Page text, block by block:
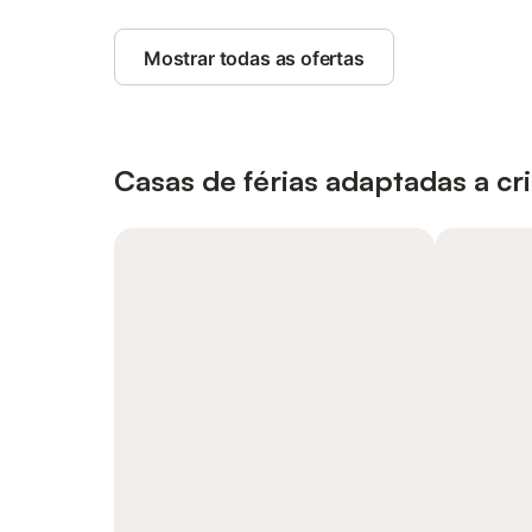
Mostrar todas as ofertas
Casas de férias adaptadas a